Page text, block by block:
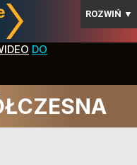
ROZWIŃ ▼
DO